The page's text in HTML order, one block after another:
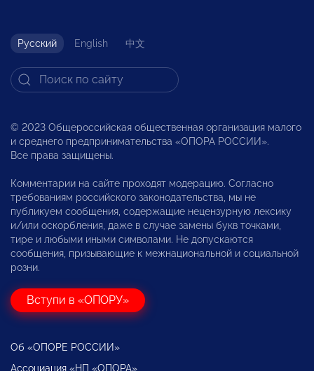
Русский English 中文
© 2023 Общероссийская общественная организация малого
и среднего предпринимательства «ОПОРА РОССИИ».
Все права защищены.
Комментарии на сайте проходят модерацию. Согласно
требованиям российского законодательства, мы не
публикуем сообщения, содержащие нецензурную лексику
и/или оскорбления, даже в случае замены букв точками,
тире и любыми иными символами. Не допускаются
сообщения, призывающие к межнациональной и социальной
розни.
Вступи в «ОПОРУ»
Об «ОПОРЕ РОССИИ»
Ассоциация «НП «ОПОРА»